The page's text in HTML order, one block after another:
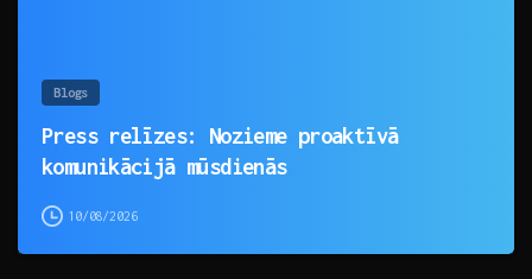
Blogs
Press relīzes: Nozieme proaktīvā
komunikācijā mūsdienās
10/08/2026